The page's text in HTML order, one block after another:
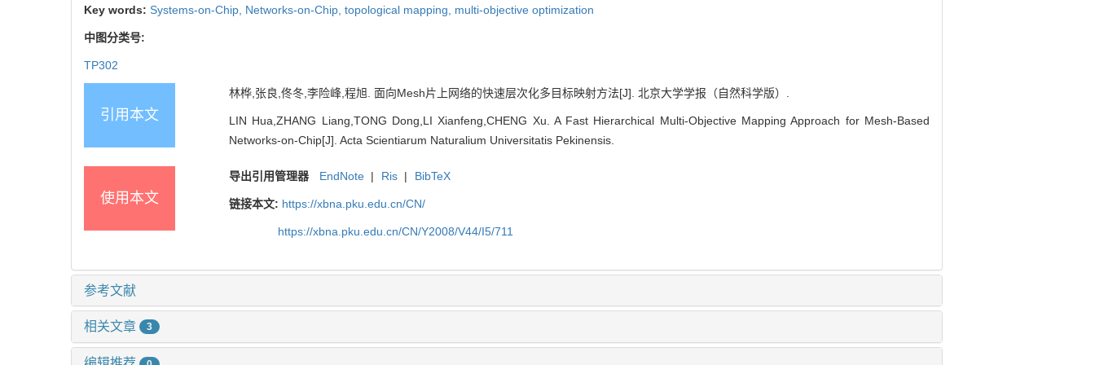
Key words: Systems-on-Chip, Networks-on-Chip, topological mapping, multi-objective optimization
中图分类号:
TP302
引用本文
林桦,张良,佟冬,李险峰,程旭. 面向Mesh片上网络的快速层次化多目标映射方法[J]. 北京大学学报（自然科学版）.
LIN Hua,ZHANG Liang,TONG Dong,LI Xianfeng,CHENG Xu. A Fast Hierarchical Multi-Objective Mapping Approach for Mesh-Based
Networks-on-Chip[J]. Acta Scientiarum Naturalium Universitatis Pekinensis.
使用本文
导出引用管理器 EndNote | Ris | BibTeX
链接本文: https://xbna.pku.edu.cn/CN/
https://xbna.pku.edu.cn/CN/Y2008/V44/I5/711
参考文献
相关文章 3